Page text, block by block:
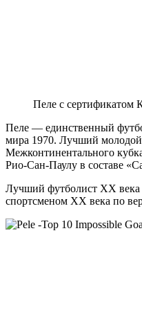
Пеле с сертификатом
Пеле — единственный
мира 1970. Лучший
Межконтинентального
Рио-Сан-Паулу в составе
Лучший футболист XX
спортсменом XX века по